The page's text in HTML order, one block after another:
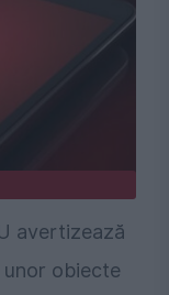
avertizează
obiecte